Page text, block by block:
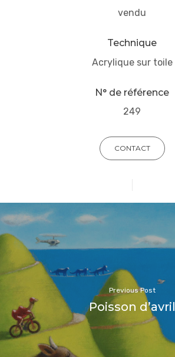
vendu
Technique
Acrylique sur toile
N° de référence
249
CONTACT
Previous Post
Poisson d’avril